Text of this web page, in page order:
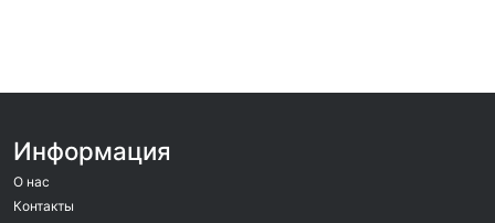
Информация
О нас
Контакты